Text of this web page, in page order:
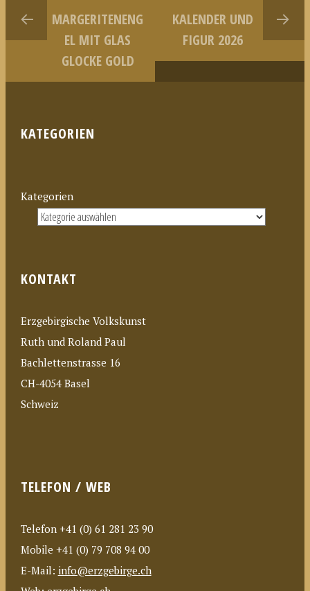
MARGERITENENG
EL MIT GLAS
GLOCKE GOLD
KALENDER UND
FIGUR 2026
KATEGORIEN
Kategorien
KONTAKT
Erzgebirgische Volkskunst
Ruth und Roland Paul
Bachlettenstrasse 16
CH-4054 Basel
Schweiz
TELEFON / WEB
Telefon +41 (0) 61 281 23 90
Mobile +41 (0) 79 708 94 00
E-Mail: info@erzgebirge.ch